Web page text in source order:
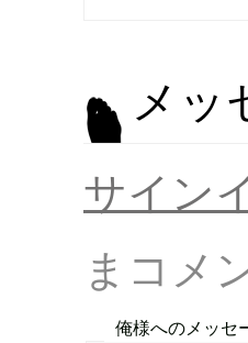
メッ
サイン
まコメ
俺様へのメッセ